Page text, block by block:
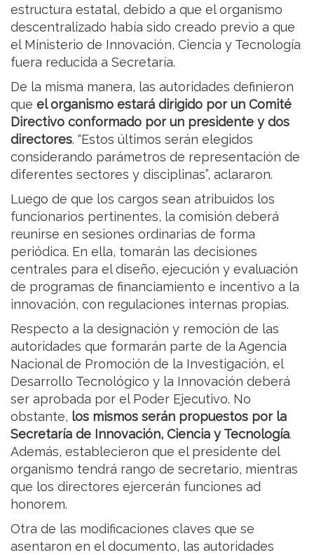
estructura estatal, debido a que el organismo
descentralizado había sido creado previo a que
el Ministerio de Innovación, Ciencia y Tecnología
fuera reducida a Secretaría.
De la misma manera, las autoridades definieron
que el organismo estará dirigido por un Comité
Directivo conformado por un presidente y dos
directores. “Estos últimos serán elegidos
considerando parámetros de representación de
diferentes sectores y disciplinas”, aclararon.
Luego de que los cargos sean atribuidos los
funcionarios pertinentes, la comisión deberá
reunirse en sesiones ordinarias de forma
periódica. En ella, tomarán las decisiones
centrales para el diseño, ejecución y evaluación
de programas de financiamiento e incentivo a la
innovación, con regulaciones internas propias.
Respecto a la designación y remoción de las
autoridades que formarán parte de la Agencia
Nacional de Promoción de la Investigación, el
Desarrollo Tecnológico y la Innovación deberá
ser aprobada por el Poder Ejecutivo. No
obstante, los mismos serán propuestos por la
Secretaría de Innovación, Ciencia y Tecnología.
Además, establecieron que el presidente del
organismo tendrá rango de secretario, mientras
que los directores ejercerán funciones ad
honorem.
Otra de las modificaciones claves que se
asentaron en el documento, las autoridades